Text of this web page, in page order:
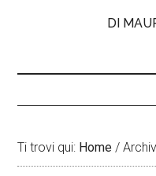
DI
Ti trovi qui: Home /